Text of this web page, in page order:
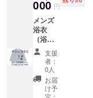
様から
のお気
持ちを
ありが
たく頂
戴し、
御礼の
お手紙
をお送
りさせ
000 円
メンズ
浴衣
（浴
衣・
帯・下
駄・信
玄袋）
と支援
者様か
支援
者：
0人
お届
け予
定：